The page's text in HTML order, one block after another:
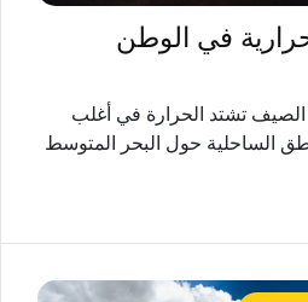
في الوطن
تشتد الحرارة في أغلب
الساحلية حول البحر المتوسط